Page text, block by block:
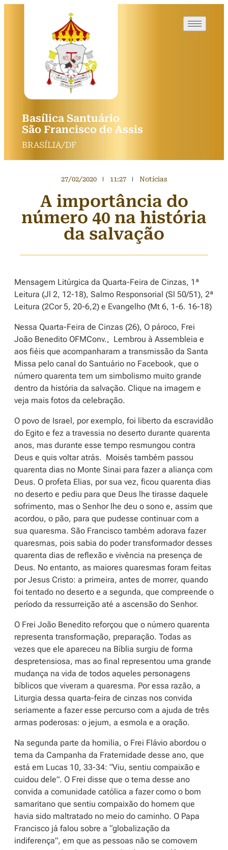
Basílica Santuário
São Francisco de Assis
BRASÍLIA/DF
27/02/2020 11:27 Notícias
A importância do
número 40 na história
da salvação
Mensagem Litúrgica da Quarta-Feira de Cinzas, 1ª
Leitura (Jl 2, 12-18), Salmo Responsorial (Sl 50/51), 2ª
Leitura (2Cor 5, 20-6,2) e Evangelho (Mt 6, 1-6. 16-18)
Nessa Quarta-Feira de Cinzas (26), O pároco, Frei
João Benedito OFMConv., Lembrou à Assembleia e
aos fiéis que acompanharam a transmissão da Santa
Missa pelo canal do Santuário no Facebook, que o
número quarenta tem um simbolismo muito grande
dentro da história da salvação. Clique na imagem e
veja mais fotos da celebração.
O povo de Israel, por exemplo, foi liberto da escravidão
do Egito e fez a travessia no deserto durante quarenta
anos, mas durante esse tempo resmungou contra
Deus e quis voltar atrás. Moisés também passou
quarenta dias no Monte Sinai para fazer a aliança com
Deus. O profeta Elias, por sua vez, ficou quarenta dias
no deserto e pediu para que Deus lhe tirasse daquele
sofrimento, mas o Senhor lhe deu o sono e, assim que
acordou, o pão, para que pudesse continuar com a
sua quaresma. São Francisco também adorava fazer
quaresmas, pois sabia do poder transformador desses
quarenta dias de reflexão e vivência na presença de
Deus. No entanto, as maiores quaresmas foram feitas
por Jesus Cristo: a primeira, antes de morrer, quando
foi tentado no deserto e a segunda, que compreende o
período da ressurreição até a ascensão do Senhor.
O Frei João Benedito reforçou que o número quarenta
representa transformação, preparação. Todas as
vezes que ele apareceu na Bíblia surgiu de forma
despretensiosa, mas ao final representou uma grande
mudança na vida de todos aqueles personagens
bíblicos que viveram a quaresma. Por essa razão, a
Liturgia dessa quarta-feira de cinzas nos convida
seriamente a fazer esse percurso com a ajuda de três
armas poderosas: o jejum, a esmola e a oração.
Na segunda parte da homilia, o Frei Flávio abordou o
tema da Campanha da Fraternidade desse ano, que
está em Lucas 10, 33-34: “Viu, sentiu compaixão e
cuidou dele”. O Frei disse que o tema desse ano
convida a comunidade católica a fazer como o bom
samaritano que sentiu compaixão do homem que
havia sido maltratado no meio do caminho. O Papa
Francisco já falou sobre a “globalização da
indiferença”, em que as pessoas não se comovem